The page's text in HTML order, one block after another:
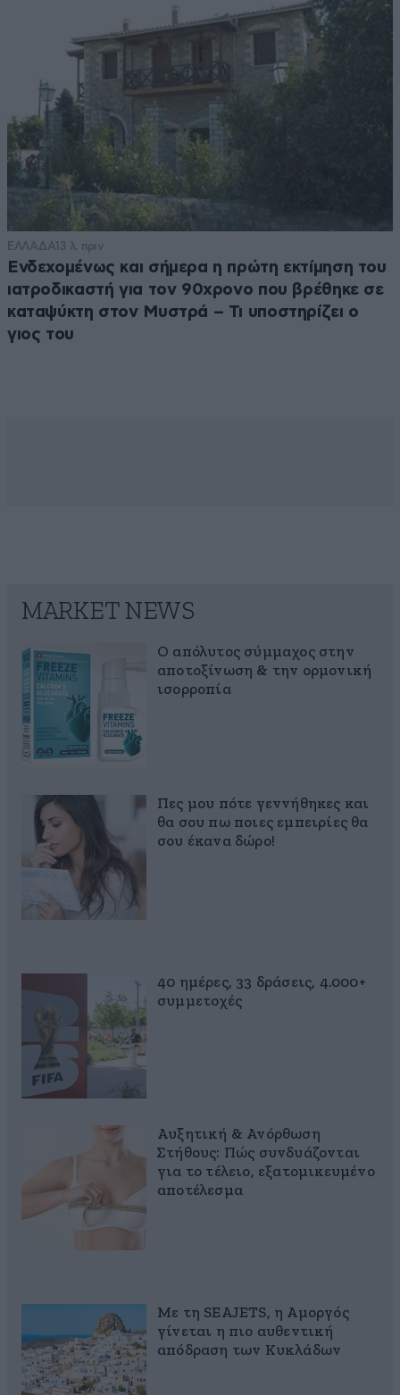
ΕΛΛΑΔΑ13 λ. πριν
Ενδεχομένως και σήμερα η πρώτη εκτίμηση του
ιατροδικαστή για τον 90χρονο που βρέθηκε σε
καταψύκτη στον Μυστρά – Τι υποστηρίζει ο
γιος του
MARKET NEWS
Ο απόλυτος σύμμαχος στην
αποτοξίνωση & την ορμονική
ισορροπία
Πες μου πότε γεννήθηκες και
θα σου πω ποιες εμπειρίες θα
σου έκανα δώρο!
40 ημέρες, 33 δράσεις, 4.000+
συμμετοχές
Αυξητική & Ανόρθωση
Στήθους: Πώς συνδυάζονται
για το τέλειο, εξατομικευμένο
αποτέλεσμα
Με τη SEAJETS, η Αμοργός
γίνεται η πιο αυθεντική
απόδραση των Κυκλάδων